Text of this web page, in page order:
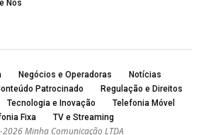
Nós
Negócios e Operadoras
Notícias
Patrocinado
Regulação e Direitos
Tecnologia e Inovação
Telefonia Móvel
Fixa
TV e Streaming
Minha Comunicação LTDA